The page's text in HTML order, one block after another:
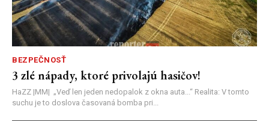
BEZPEČNOSŤ
3 zlé nápady, ktoré privolajú hasičov!
HaZZ |MM| ​„Veď len jeden nedopalok z okna auta...“ ​Realita: V tomto
suchu je to doslova časovaná bomba pri...